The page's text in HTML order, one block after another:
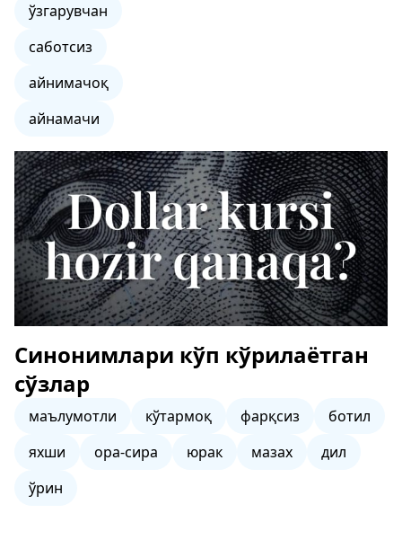
ўзгарувчан
саботсиз
айнимачоқ
айнамачи
Синонимлари кўп кўрилаётган
сўзлар
маълумотли кўтармоқ фарқсиз
ботил
яхши
ора-сира юрак мазах
дил
ўрин